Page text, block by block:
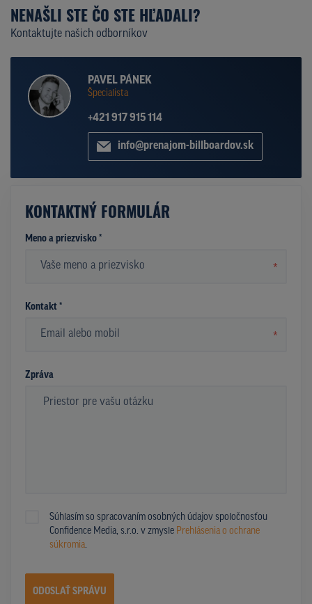
NENAŠLI STE ČO STE HĽADALI?
Kontaktujte našich odborníkov
PAVEL PÁNEK
Špecialista
+421 917 915 114
info@prenajom-billboardov.sk
KONTAKTNÝ FORMULÁR
Meno a priezvisko *
*
Kontakt *
*
Zpráva
Súhlasím so spracovaním osobných údajov spoločnosťou
Confidence Media, s.r.o. v zmysle Prehlásenia o ochrane
súkromia.
ODOSLAŤ SPRÁVU